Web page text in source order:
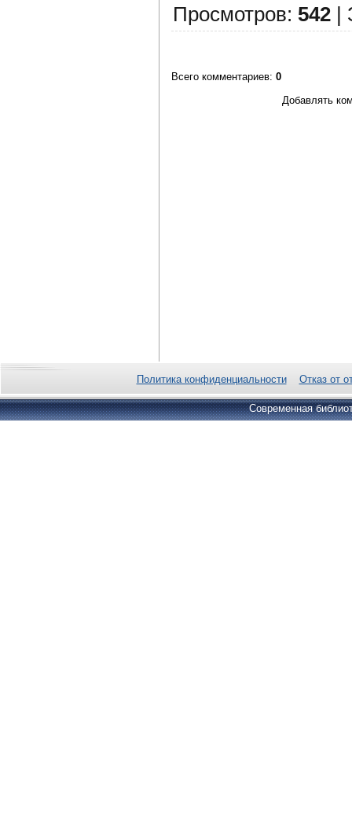
Просмотров: 542 |
Всего комментариев: 0
Добавлять
Политика конфиденциальности Отказ от
Современная